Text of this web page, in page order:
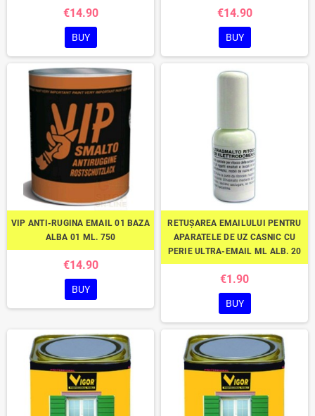
€14.90
BUY
€14.90
BUY
VIP ANTI-RUGINA EMAIL 01 BAZA
ALBA 01 ML. 750
€14.90
BUY
RETUȘAREA EMAILULUI PENTRU
APARATELE DE UZ CASNIC CU
PERIE ULTRA-EMAIL ML ALB. 20
€1.90
BUY